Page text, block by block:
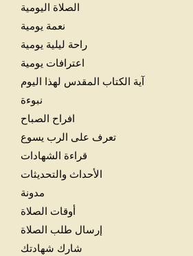
الصلاة اليومية
نعمة يومية
راحة ليلية يومية
اعترافات يومية
آية الكتاب المقدس لهذا اليوم
نبوءة
افراح الصباح
تعرف على الرب يسوع
قراءة الشهادات
الأحداث والتحديثات
مدونة
أوقات الصلاة
إرسال طلب الصلاة
شارك شهادتك